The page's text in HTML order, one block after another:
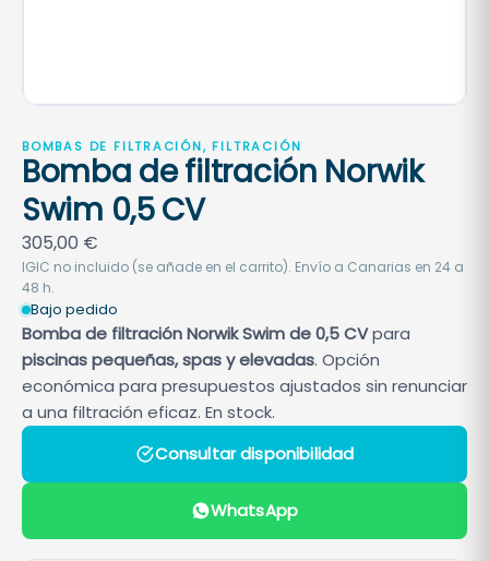
BOMBAS DE FILTRACIÓN, FILTRACIÓN
Bomba de filtración Norwik
Swim 0,5 CV
305,00 €
IGIC no incluido (se añade en el carrito). Envío a Canarias en 24 a
48 h.
Bajo pedido
Bomba de filtración Norwik Swim de 0,5 CVpara
piscinas pequeñas, spas y elevadas. Opción
económica para presupuestos ajustados sin renunciar
a una filtración eficaz. En stock.
Consultar disponibilidad
WhatsApp